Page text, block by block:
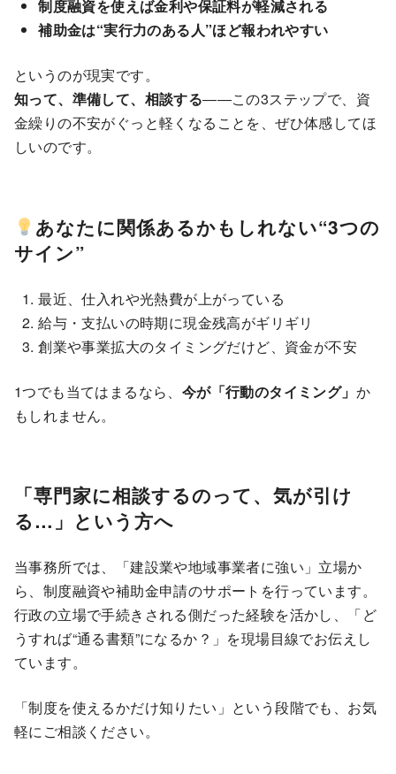
制度融資を使えば金利や保証料が軽減される
補助金は“実行力のある人”ほど報われやすい
というのが現実です。
知って、準備して、相談する――この3ステップで、資
金繰りの不安がぐっと軽くなることを、ぜひ体感してほ
しいのです。
あなたに関係あるかもしれない“3つの
サイン”
最近、仕入れや光熱費が上がっている
給与・支払いの時期に現金残高がギリギリ
創業や事業拡大のタイミングだけど、資金が不安
1つでも当てはまるなら、 今が「行動のタイミング」 か
もしれません。
「専門家に相談するのって、気が引け
る…」という方へ
当事務所では、「建設業や地域事業者に強い」立場か
ら、制度融資や補助金申請のサポートを行っています。
行政の立場で手続きされる側だった経験を活かし、「ど
うすれば“通る書類”になるか？」を現場目線でお伝えし
ています。
「制度を使えるかだけ知りたい」という段階でも、お気
軽にご相談ください。